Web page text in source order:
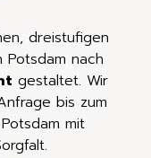
dreistufigen
Potsdam nach
gestaltet. Wir
bis zum
mit